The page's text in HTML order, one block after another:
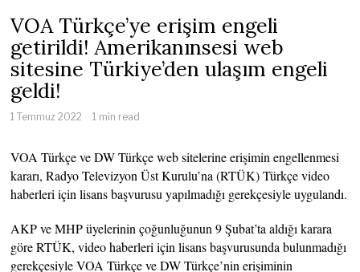
VOA Türkçe’ye erişim engeli
getirildi! Amerikanınsesi web
sitesine Türkiye’den ulaşım engeli
geldi!
1 Temmuz 2022 1 min read
VOA Türkçe ve DW Türkçe web sitelerine erişimin engellenmesi
kararı, Radyo Televizyon Üst Kurulu’na (RTÜK) Türkçe video
haberleri için lisans başvurusu yapılmadığı gerekçesiyle uygulandı.
AKP ve MHP üyelerinin çoğunluğunun 9 Şubat’ta aldığı karara
göre RTÜK, video haberleri için lisans başvurusunda bulunmadığı
gerekçesiyle VOA Türkçe ve DW Türkçe’nin erişiminin